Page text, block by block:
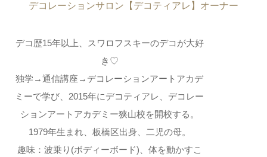
デコレーションサロン【デコティアレ】オーナー
デコ歴15年以上、スワロフスキーのデコが大好
き♡
独学→通信講座→デコレーションアートアカデ
ミーで学び、2015年にデコティアレ、デコレー
ションアートアカデミー狭山校を開校する。
1979年生まれ、板橋区出身、二児の母。
趣味：波乗り(ボディーボード)、体を動かすこ